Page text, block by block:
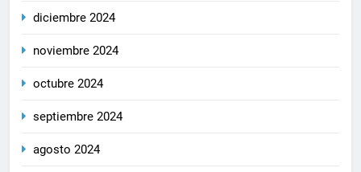
diciembre 2024
noviembre 2024
octubre 2024
septiembre 2024
agosto 2024